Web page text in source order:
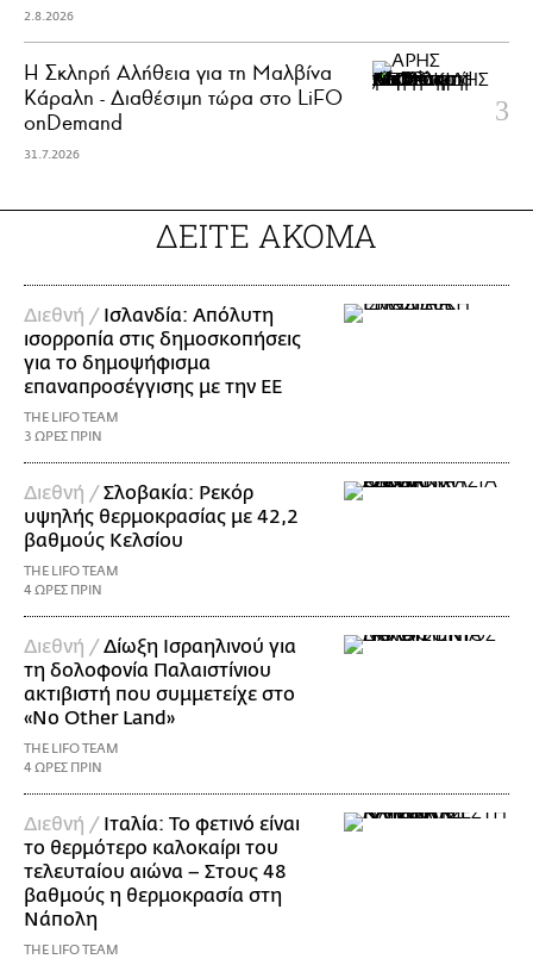
2.8.2026
Η Σκληρή Αλήθεια για τη Μαλβίνα
Κάραλη - Διαθέσιμη τώρα στo LiFO
onDemand
31.7.2026
ΔΕΙΤΕ ΑΚΟΜΑ
Διεθνή / Ισλανδία: Απόλυτη
ισορροπία στις δημοσκοπήσεις
για το δημοψήφισμα
επαναπροσέγγισης με την ΕΕ
THE LIFO TEAM
3 ΩΡΕΣ ΠΡΙΝ
Διεθνή /Σλοβακία: Ρεκόρ
υψηλής θερμοκρασίας με 42,2
βαθμούς Κελσίου
THE LIFO TEAM
4 ΩΡΕΣ ΠΡΙΝ
Διεθνή /Δίωξη Ισραηλινού για
τη δολοφονία Παλαιστίνιου
ακτιβιστή που συμμετείχε στο
«No Other Land»
THE LIFO TEAM
4 ΩΡΕΣ ΠΡΙΝ
Διεθνή / Ιταλία: Το φετινό είναι
το θερμότερο καλοκαίρι του
τελευταίου αιώνα – Στους 48
βαθμούς η θερμοκρασία στη
Νάπολη
THE LIFO TEAM